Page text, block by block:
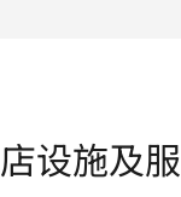
设施及